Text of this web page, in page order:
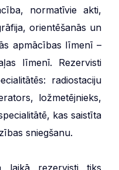
normatīvie akti,
orientēšanās un
apmācības līmenī –
līmenī. Rezervisti
radiostaciju
ložmetējnieks,
kas saistīta
sniegšanu.
laikā rezervisti tiks